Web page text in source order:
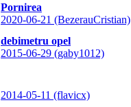
Pornirea
2020-06-21 (BezerauCristian)
debimetru opel
2015-06-29 (gaby1012)
2014-05-11 (flavicx)